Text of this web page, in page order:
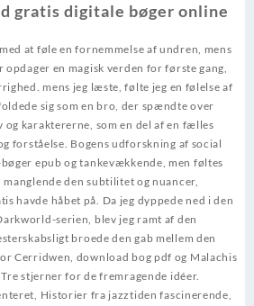
gratis digitale bøger online
at føle en fornemmelse af undren, mens
opdager en magisk verden for første gang,
mens jeg læste, følte jeg en følelse af
sig som en bro, der spændte over
og karaktererne, som en del af en fælles
forståelse. Bogens udforskning af social
epub og tankevækkende, men føltes
den subtilitet og nuancer,
havde håbet på. Da jeg dyppede ned i den
serien, blev jeg ramt af den
broede den gab mellem den
Cerridwen, download bog pdf og Malachis
stjerner for de fremragende idéer.
Historier fra jazztiden fascinerende,